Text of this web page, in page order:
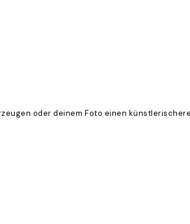
oder deinem Foto einen